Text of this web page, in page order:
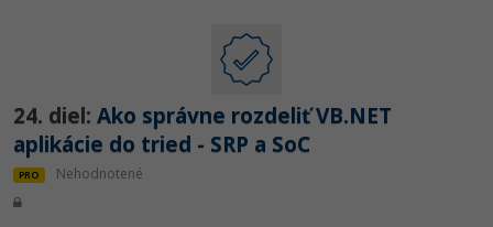
24. diel: Ako správne rozdeliť VB.NET
aplikácie do tried - SRP a SoC
PRO Nehodnotené